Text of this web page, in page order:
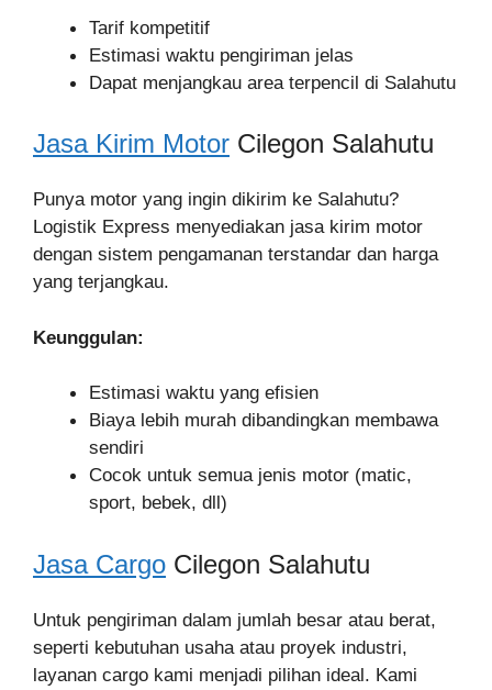
Tarif kompetitif
Estimasi waktu pengiriman jelas
Dapat menjangkau area terpencil di Salahutu
Jasa Kirim Motor Cilegon Salahutu
Punya motor yang ingin dikirim ke Salahutu?
Logistik Express menyediakan jasa kirim motor
dengan sistem pengamanan terstandar dan harga
yang terjangkau.
Keunggulan:
Estimasi waktu yang efisien
Biaya lebih murah dibandingkan membawa
sendiri
Cocok untuk semua jenis motor (matic,
sport, bebek, dll)
Jasa Cargo Cilegon Salahutu
Untuk pengiriman dalam jumlah besar atau berat,
seperti kebutuhan usaha atau proyek industri,
layanan cargo kami menjadi pilihan ideal. Kami